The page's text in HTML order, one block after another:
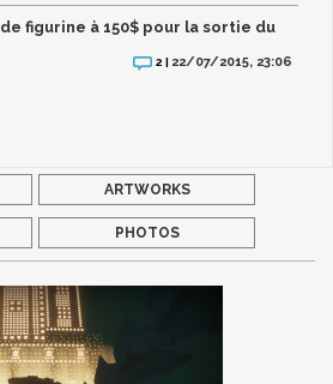
figurine à 150$ pour la sortie du
2 | 22/07/2015, 23:06
ARTWORKS
PHOTOS